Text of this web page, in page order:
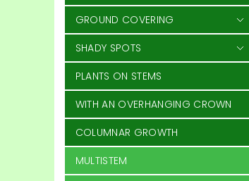
GROUND COVERING
SHADY SPOTS
PLANTS ON STEMS
WITH AN OVERHANGING CROWN
COLUMNAR GROWTH
MULTISTEM